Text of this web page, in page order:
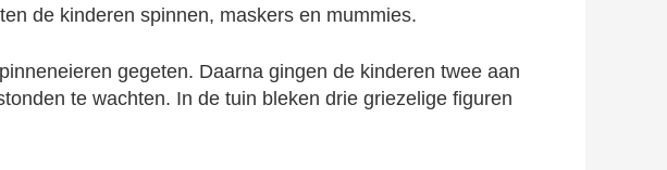
de kinderen spinnen, maskers en mummies.
gegeten. Daarna gingen de kinderen twee aan
te wachten. In de tuin bleken drie griezelige figuren